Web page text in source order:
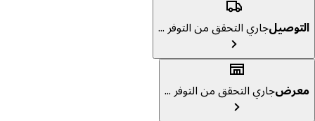
جاري التحقق من التوفر ...
جاري التحقق من التوفر ...